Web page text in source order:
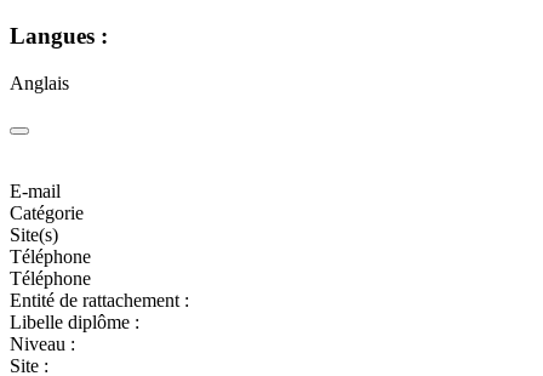
Langues :
Anglais
E-mail
Catégorie
Site(s)
Téléphone
Téléphone
Entité de rattachement :
Libelle diplôme :
Niveau :
Site :